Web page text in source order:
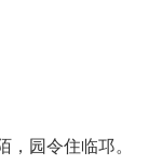
园令住临邛。